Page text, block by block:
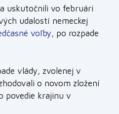
uskutočnili vo februári
udalostí nemeckej
voľby, po rozpade
vlády, zvolenej v
o novom zložení
povedie krajinu v